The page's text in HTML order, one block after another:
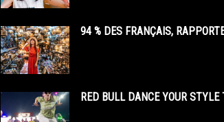
94 % DES FRANÇAIS,
RED BULL DANCE YOUR